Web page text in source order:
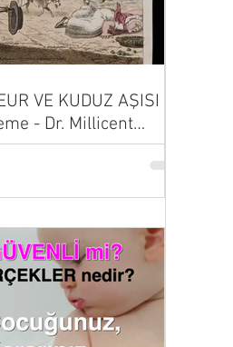
VE KUDUZ AŞISI |
- Dr. Millicent